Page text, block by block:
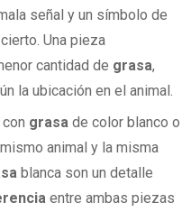
señal y un símbolo de
Una pieza
cantidad de grasa,
la ubicación en el animal.
grasa de color blanco o
animal y la misma
blanca son un detalle
entre ambas piezas